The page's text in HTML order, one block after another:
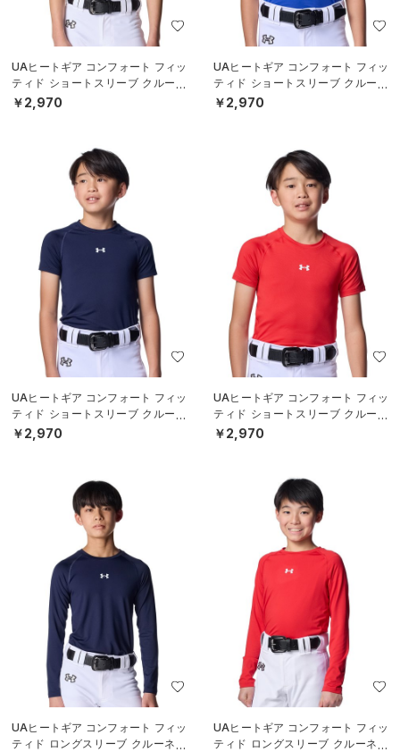
UAヒートギア コンフォート フィッ
ティド ショートスリーブ クルーネ
ック シャツ（ベースボール/BOY
￥2,970
UAヒートギア コンフォート フィッ
ティド ショートスリーブ クルーネ
ック シャツ（ベースボール/BOY
￥2,970
UAヒートギア コンフォート フィッ
ティド ショートスリーブ クルーネ
ック シャツ（ベースボール/BOY
￥2,970
UAヒートギア コンフォート フィッ
ティド ショートスリーブ クルーネ
ック シャツ（ベースボール/BOY
￥2,970
UAヒートギア コンフォート フィッ
ティド ロングスリーブ クルーネッ
UAヒートギア コンフォート フィッ
ティド ロングスリーブ クルーネッ